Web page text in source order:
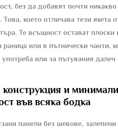
без да добавят почти
което отличава тези якета
Те всъщност остават
раница или в пътнически чанти,
употреба или за пътувания далеч
и
във всяка бодка
панели без шевове,